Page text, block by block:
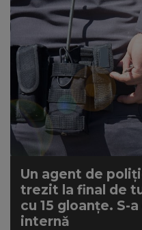
HOT 30
DANCEFLOOR
RADIO ACADEMY
NEWS
CONTUL MEU
Un agent de
trezit la final de
cu 15 gloanțe. S-
internă